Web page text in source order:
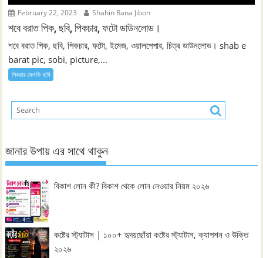
February 22, 2023 Shahin Rana Jibon
শবে বরাত পিক, ছবি, পিকচার, ফটো ডাউনলোড।
শবে বরাত পিক, ছবি, পিকচার, ফটো, ইমেজ, ওয়ালপেপার, চিত্র ডাউনলোড। shab e
barat pic, sobi, picture,...
পিকচার সেলফি ছবি
জানার উপায় এর সাথে থাকুন
বিকাশ লোন কী? বিকাশ থেকে লোন নেওয়ার নিয়ম ২০২৬
কষ্টের স্ট্যাটাস | ১০০+ হৃদয়ছোঁয়া কষ্টের স্ট্যাটাস, ক্যাপশন ও উক্তি
২০২৬